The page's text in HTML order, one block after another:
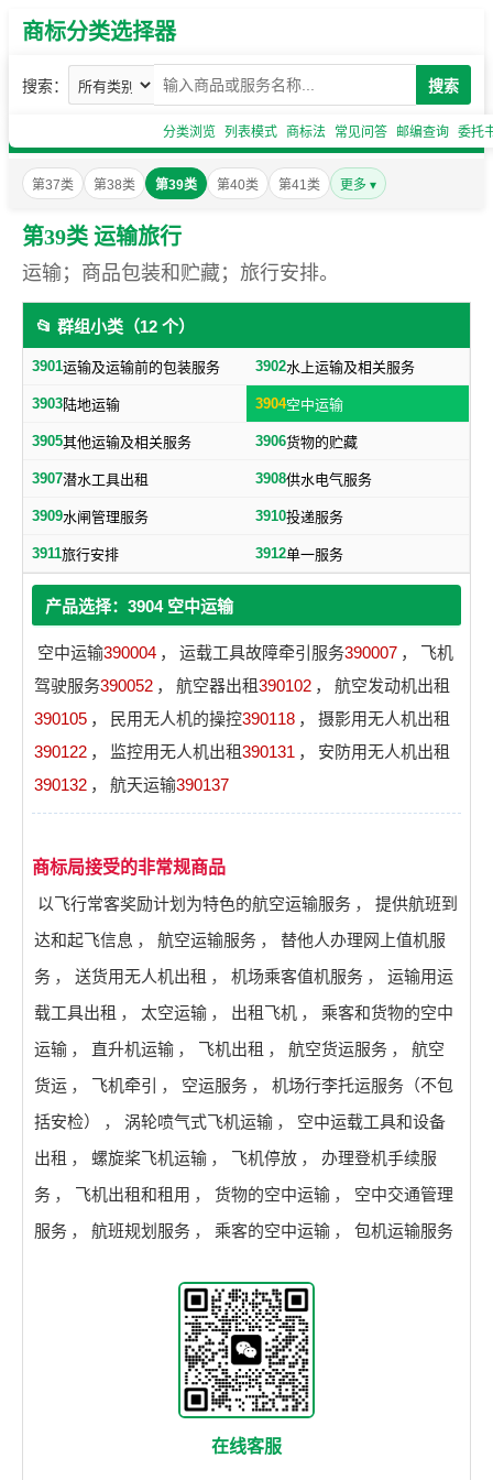
商标分类选择器
搜索： 搜索
分类浏览 列表模式 商标法 常见问答 邮编查询 委托
第37类 第38类 第39类 第40类 第41类 更多 ▾
第39类 运输旅行
运输；商品包装和贮藏；旅行安排。
📂 群组小类（12 个）
3901运输及运输前的包装服务 3902水上运输及相关服务
3903陆地运输 3904空中运输
3905其他运输及相关服务 3906货物的贮藏
3907潜水工具出租 3908供水电气服务
3909水闸管理服务 3910投递服务
3911旅行安排 3912单一服务
产品选择：3904 空中运输
空中运输390004 ， 运载工具故障牵引服务390007 ，
飞机
驾驶服务390052 ， 航空器出租390102 ，
航空发动机出租
390105 ， 民用无人机的操控390118 ，
摄影用无人机出租
390122 ， 监控用无人机出租390131 ，
安防用无人机出租
390132 ， 航天运输390137
商标局接受的非常规商品
以飞行常客奖励计划为特色的航空运输服务 ，
提供航班到
达和起飞信息 ， 航空运输服务 ，
替他人办理网上值机服
务 ， 送货用无人机出租 ， 机场乘客值机服务 ，
运输用运
载工具出租 ， 太空运输 ， 出租飞机 ，
乘客和货物的空中
运输 ， 直升机运输 ， 飞机出租 ， 航空货运服务 ，
航空
货运 ， 飞机牵引 ， 空运服务 ，
机场行李托运服务（不包
括安检）
， 涡轮喷气式飞机运输 ，
空中运载工具和设备
出租 ， 螺旋桨飞机运输 ， 飞机停放 ，
办理登机手续服
务 ， 飞机出租和租用 ， 货物的空中运输 ，
空中交通管理
服务 ， 航班规划服务 ， 乘客的空中运输 ， 包机运输服务
在线客服